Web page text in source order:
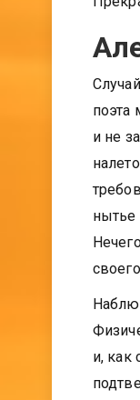
поэта
и не
нытье
и, как